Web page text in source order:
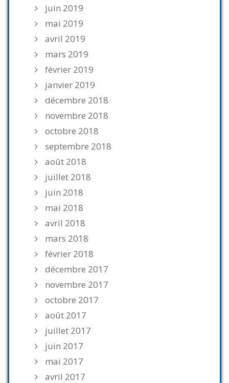
juin 2019
mai 2019
avril 2019
mars 2019
février 2019
janvier 2019
décembre 2018
novembre 2018
octobre 2018
septembre 2018
août 2018
juillet 2018
juin 2018
mai 2018
avril 2018
mars 2018
février 2018
décembre 2017
novembre 2017
octobre 2017
août 2017
juillet 2017
juin 2017
mai 2017
avril 2017